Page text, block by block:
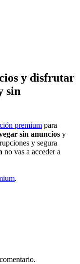
y disfrutar
sin
premium para
sin anuncios y
y segura
no vas a acceder a
.